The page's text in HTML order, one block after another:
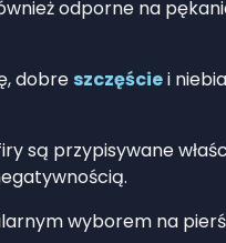
odporne na
dobre szczęściei
są przypisywane
wyborem na